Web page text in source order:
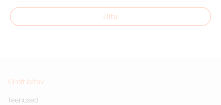
Liitu
Kiirelt leitav
Teenused